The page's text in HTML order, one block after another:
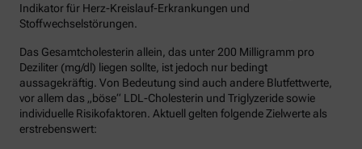
Indikator für Herz-Kreislauf-Erkrankungen und
Stoffwechselstörungen.
Das Gesamtcholesterin allein, das unter 200 Milligramm pro
Deziliter (mg/dl) liegen sollte, ist jedoch nur bedingt
aussagekräftig. Von Bedeutung sind auch andere Blutfettwerte,
vor allem das „böse“ LDL-Cholesterin und Triglyzeride sowie
individuelle Risikofaktoren. Aktuell gelten folgende Zielwerte als
erstrebenswert: